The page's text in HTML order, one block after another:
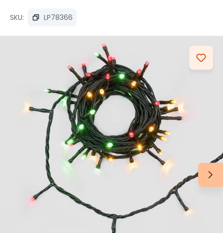
SKU: LP78366
Salta la galleria di immagini